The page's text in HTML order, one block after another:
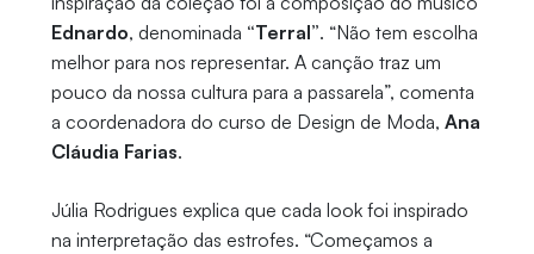
Ednardo, denominada “Terral”. “Não tem escolha
melhor para nos representar. A canção traz um
pouco da nossa cultura para a passarela”, comenta
a coordenadora do curso de Design de Moda, Ana
Cláudia Farias.
Júlia Rodrigues explica que cada look foi inspirado
na interpretação das estrofes. “Começamos a